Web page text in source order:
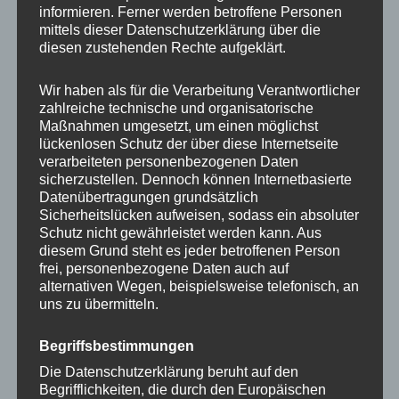
Videochatten – dieser kleine Alltagshelfer vereint
Funktion, Look und ein gutes Gefühl im Alltag.
HANDYHALTERUNG NOPPIE-HEART-
PATCH PEACH♥WHITE
Ein frischer Akzent für deine Handyhülle. Softes
Peach trifft auf klares Weiß – eine helle, moderne
Kombination, die leicht wirkt und sich mühelos in
jedes Setup einfügt. Praktisch im Alltag, sichtbar im
Look und ideal, wenn du deinem Smartphone einen
kleinen Farbtouch geben möchtest.
Noppie-Heart-Patch PEACH ♥ WHITE:Patch in
+++ funktioniert nur auf glatten, sauberen
Oberflächen +++
informieren. Ferner werden betroffene Personen
mittels dieser Datenschutzerklärung über die
diesen zustehenden Rechte aufgeklärt.
Wir haben als für die Verarbeitung Verantwortlicher
zahlreiche technische und organisatorische
Maßnahmen umgesetzt, um einen möglichst
lückenlosen Schutz der über diese Internetseite
verarbeiteten personenbezogenen Daten
sicherzustellen. Dennoch können Internetbasierte
Datenübertragungen grundsätzlich
Sicherheitslücken aufweisen, sodass ein absoluter
Schutz nicht gewährleistet werden kann. Aus
diesem Grund steht es jeder betroffenen Person
frei, personenbezogene Daten auch auf
alternativen Wegen, beispielsweise telefonisch, an
uns zu übermitteln.
Begriffsbestimmungen
Die Datenschutzerklärung beruht auf den
Begrifflichkeiten, die durch den Europäischen